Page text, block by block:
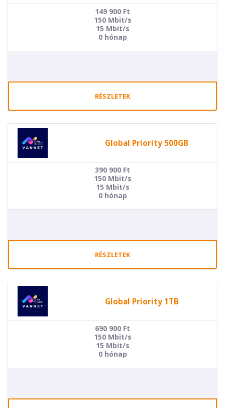
149 900 Ft
150 Mbit/s
15 Mbit/s
0 hónap
RÉSZLETEK
Global Priority 500GB
390 900 Ft
150 Mbit/s
15 Mbit/s
0 hónap
RÉSZLETEK
Global Priority 1TB
690 900 Ft
150 Mbit/s
15 Mbit/s
0 hónap